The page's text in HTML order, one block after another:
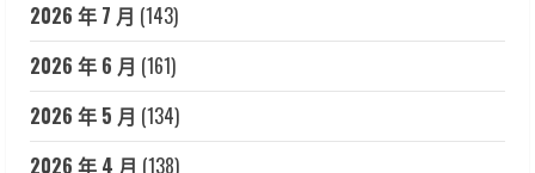
2026 年 7 月 (143)
2026 年 6 月 (161)
2026 年 5 月 (134)
2026 年 4 月 (138)